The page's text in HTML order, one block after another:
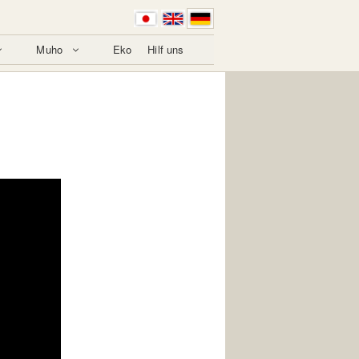
Muho Eko Hilf uns